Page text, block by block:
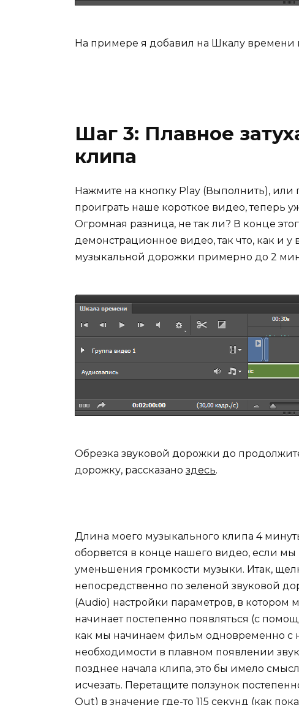
На примере я добавил на Шкалу времени
Шаг 3: Плавное
клипа
Нажмите на кнопку Play (Выполнить), или
проиграть наше короткое видео, теперь
Огромная разница, не так ли? В конце
демонстрационное видео, так что, как и
музыкальной дорожки примерно до 2
Обрезка звуковой дорожки до
дорожку, рассказано здесь.
Длина моего музыкального клипа 4
оборвется в конце нашего видео, если
уменьшения громкости музыки. Итак,
непосредственно по зеленой звуковой
(Audio) настройки параметров, в котором
начинает постепенно появляться (с
как мы начинаем фильм одновременно с
необходимости в плавном появлении
позднее начала клипа, это бы имело
исчезать. Перетащите ползунок
Out) в значение где-то 115 секунд (как